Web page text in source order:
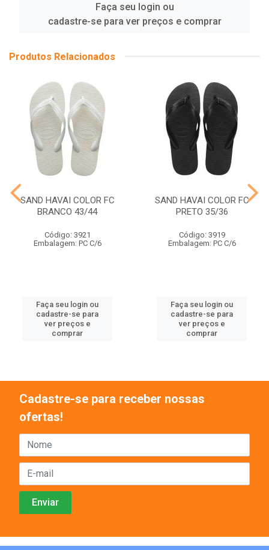
Faça seu login ou
cadastre-se para ver preços e comprar
Produtos Relacionados
SAND HAVAI COLOR FC
BRANCO 43/44
Código: 3921
Embalagem: PC C/6
Faça seu login ou
cadastre-se para
ver preços e
comprar
SAND HAVAI COLOR FC
PRETO 35/36
Código: 3919
Embalagem: PC C/6
Faça seu login ou
cadastre-se para
ver preços e
comprar
Cadastre-se para receber nossas
ofertas!